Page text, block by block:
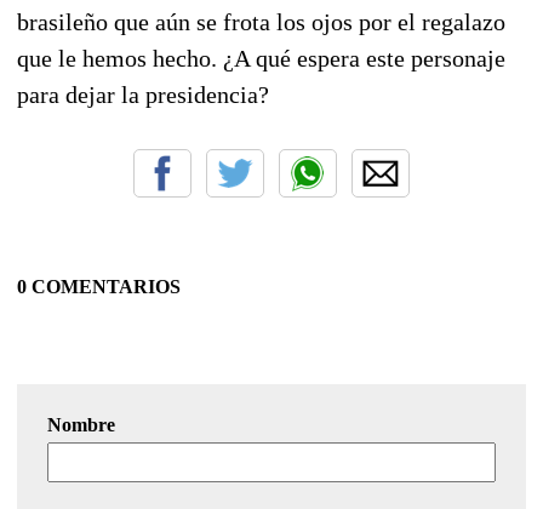
brasileño que aún se frota los ojos por el regalazo
que le hemos hecho. ¿A qué espera este personaje
para dejar la presidencia?
0 COMENTARIOS
Nombre